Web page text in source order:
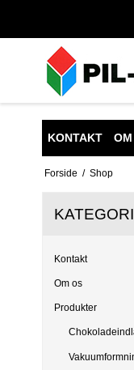
KONTAKT
Forside / Shop
Kontakt
Om os
Produkter